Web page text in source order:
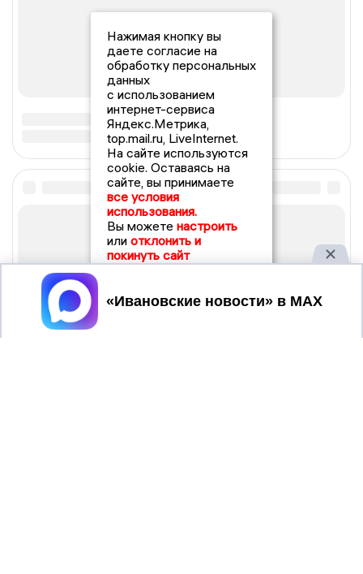
Нажимая кнопку вы
даете согласие на
обработку персональных
данных
с использованием
интернет-сервиса
Яндекс.Метрика,
top.mail.ru, LiveInternet.
На сайте используются
cookie. Оставаясь на
сайте, вы принимаете
все условия
использования.
Вы можете настроить
или отклонить и
покинуть сайт
Принять